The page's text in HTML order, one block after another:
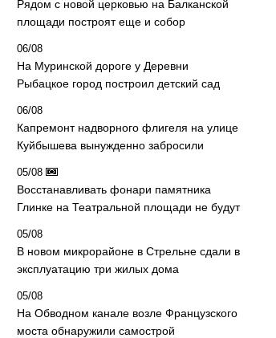
Рядом с новой церковью на Балканской
площади построят еще и собор
06/08
На Муринской дороге у Деревни
Рыбацкое город построил детский сад
06/08
Капремонт надворного флигеля на улице
Куйбышева вынужденно забросили
05/08
Восстанавливать фонари памятника
Глинке на Театральной площади не будут
05/08
В новом микрорайоне в Стрельне сдали в
эксплуатацию три жилых дома
05/08
На Обводном канале возле Французского
моста обнаружили самострой